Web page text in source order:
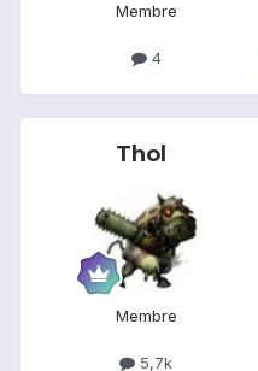
Membre
4
Thol
Membre
5,7k